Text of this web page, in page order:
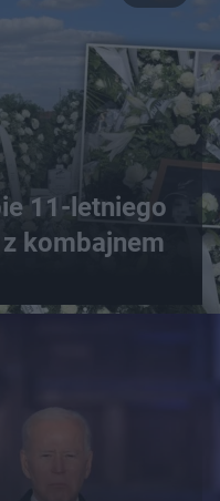
11-letniego
kombajnem